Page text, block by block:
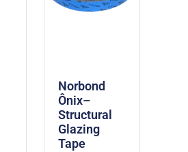
Norbond
Ônix–
Structural
Glazing
Tape